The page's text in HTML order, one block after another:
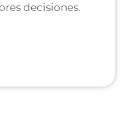
decisiones.